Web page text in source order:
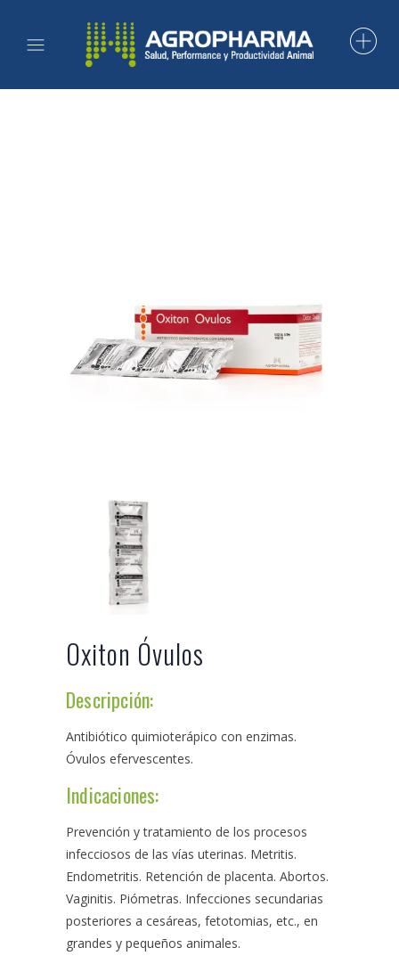
Oxiton Óvulos
Descripción:
Antibiótico quimioterápico con enzimas.
Óvulos efervescentes.
Indicaciones:
Prevención y tratamiento de los procesos
infecciosos de las vías uterinas. Metritis.
Endometritis. Retención de placenta. Abortos.
Vaginitis. Piómetras. Infecciones secundarias
posteriores a cesáreas, fetotomias, etc., en
grandes y pequeños animales.